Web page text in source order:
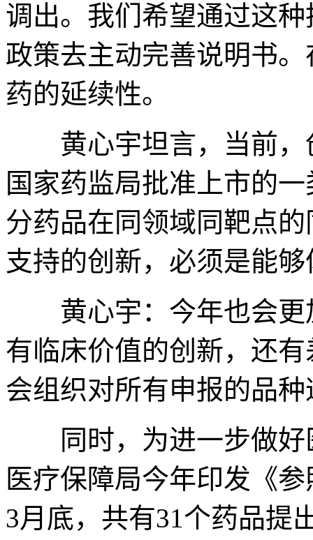
调出。我们希望通过这
政策去主动完善说明书
药的延续性。
黄心宇坦言，当前，
国家药监局批准上市的
分药品在同领域同靶点
支持的创新，必须是能
黄心宇：今年也会更
有临床价值的创新，还
会组织对所有申报的品
同时，为进一步做好
医疗保障局今年印发《
3月底，共有31个药品提